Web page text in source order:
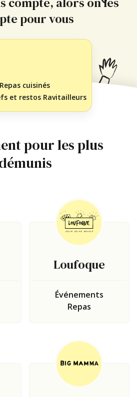
pour vous
Repas cuisinés
et restos Ravitailleurs
pour les plus
Loufoque
Événements
Repas